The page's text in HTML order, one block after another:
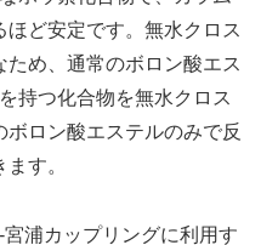
ど安定です。無水クロス
め、通常のボロン酸エス
持つ化合物を無水クロス
ロン酸エステルのみで反
す。
浦カップリングに利用す